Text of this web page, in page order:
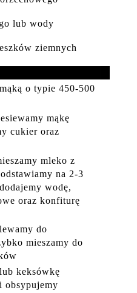
lub wody
ziemnych
o typie 450-500
mąkę
cukier oraz
mleko z
na 2-3
wodę,
oraz konfiturę
do
mieszamy do
keksówkę
obsypujemy